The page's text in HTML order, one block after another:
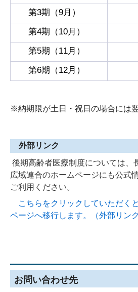
第3期（9月）
第4期（10月）
第5期（11月）
第6期（12月）
※納期限が土日・祝日の場合には
外部リンク
後期高齢者医療制度については、
広域連合のホームページにも公式
ご利用ください。
こちらをクリックしていただく
ページへ移行します。（外部リンク
お問い合わせ先